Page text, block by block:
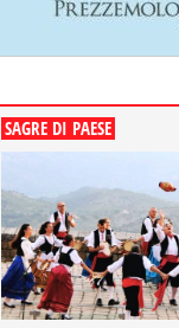
SAGRE DI PAESE